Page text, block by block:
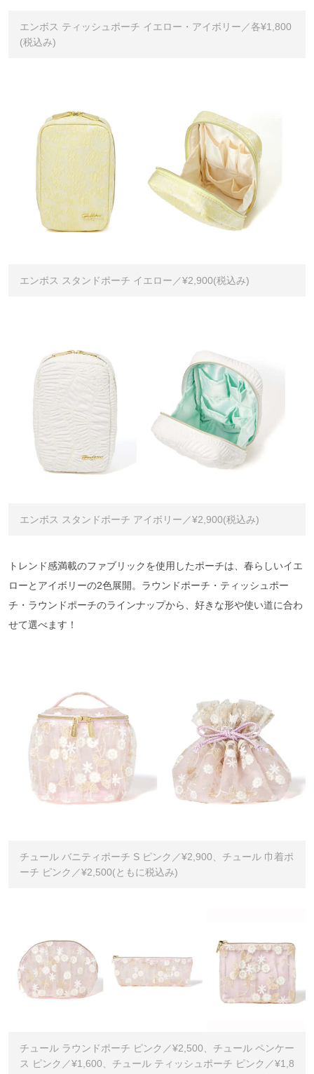
エンボス ティッシュポーチ イエロー・アイボリー／各¥1,800
(税込み)
エンボス スタンドポーチ イエロー／¥2,900(税込み)
エンボス スタンドポーチ アイボリー／¥2,900(税込み)
トレンド感満載のファブリックを使用したポーチは、春らしいイエ
ローとアイボリーの2色展開。ラウンドポーチ・ティッシュポー
チ・ラウンドポーチのラインナップから、好きな形や使い道に合わ
せて選べます！
チュール バニティポーチ S ピンク／¥2,900、チュール 巾着ポ
ーチ ピンク／¥2,500(ともに税込み)
チュール ラウンドポーチ ピンク／¥2,500、チュール ペンケー
ス ピンク／¥1,600、チュール ティッシュポーチ ピンク／¥1,8